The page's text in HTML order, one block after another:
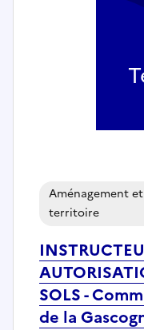
SOLS -
de la
Aménagement
territoire